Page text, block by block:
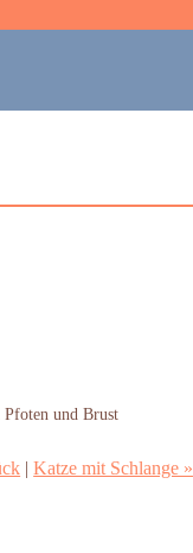
Pfoten und Brust
|Katze mit Schlange »